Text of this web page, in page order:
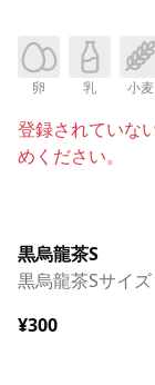
卵 乳 小麦
登録されていな
めください。
黒烏龍茶S
黒烏龍茶Sサイズ
¥300